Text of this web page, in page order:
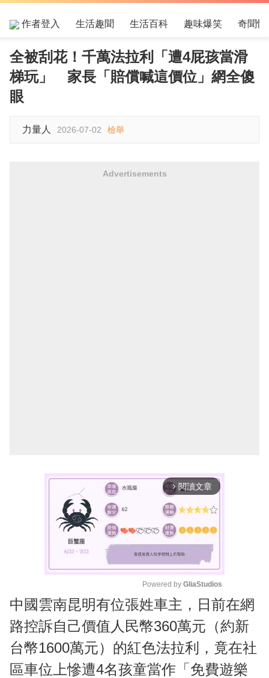
作者登入 生活趣聞 生活百科 趣味爆笑 奇聞怪
全被刮花！千萬法拉利「遭4屁孩當滑
梯玩」 家長「賠償喊這價位」網全傻
眼
力量人 2026-07-02 檢舉
Advertisements
arrow_forward_ios 閱讀文章
M
u
t
e
Powered by GliaStudios
中國雲南昆明有位張姓車主，日前在網
路控訴自己價值人民幣360萬元（約新
台幣1600萬元）的紅色法拉利，竟在社
區車位上慘遭4名孩童當作「免費遊樂